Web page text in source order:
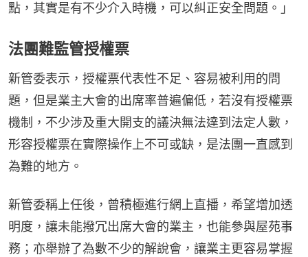
點，其實是有不少介入時機，可以糾正安全問題。」
法團難監管授權票
新管委表示，授權票代表性不⾜、容易被利⽤的問
題，但是業主⼤會的出席率普遍偏低，若沒有授權票
機制，不少涉及重⼤開⽀的議決無法達到法定⼈數，
形容授權票在實際操作上不可或缺，是法團一直感到
為難的地方。
新管委稱上任後，曾積極進⾏網上直播，希望增加透
明度，讓未能撥冗出席⼤會的業主，也能參與屋苑事
務；亦舉辦了為數不少的解說會，讓業主更容易掌握